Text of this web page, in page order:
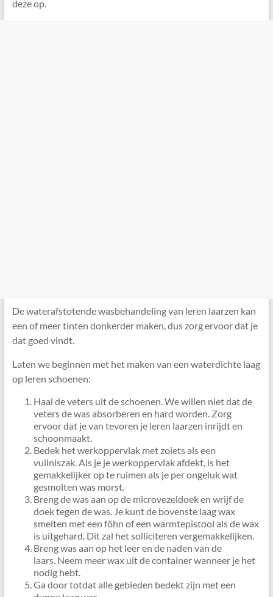
deze op.
De waterafstotende wasbehandeling van leren laarzen kan
een of meer tinten donkerder maken, dus zorg ervoor dat je
dat goed vindt.
Laten we beginnen met het maken van een waterdichte laag
op leren schoenen:
Haal de veters uit de schoenen. We willen niet dat de
veters de was absorberen en hard worden. Zorg
ervoor dat je van tevoren je leren laarzen inrijdt en
schoonmaakt.
Bedek het werkoppervlak met zoiets als een
vuilniszak. Als je je werkoppervlak afdekt, is het
gemakkelijker op te ruimen als je per ongeluk wat
gesmolten was morst.
Breng de was aan op de microvezeldoek en wrijf de
doek tegen de was. Je kunt de bovenste laag wax
smelten met een föhn of een warmtepistool als de wax
is uitgehard. Dit zal het solliciteren vergemakkelijken.
Breng was aan op het leer en de naden van de
laars. Neem meer wax uit de container wanneer je het
nodig hebt.
Ga door totdat alle gebieden bedekt zijn met een